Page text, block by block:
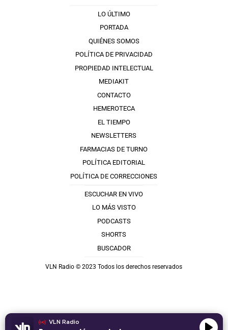
VLN Radio
LO ÚLTIMO
PORTADA
QUIÉNES SOMOS
POLÍTICA DE PRIVACIDAD
PROPIEDAD INTELECTUAL
MEDIAKIT
CONTACTO
HEMEROTECA
EL TIEMPO
NEWSLETTERS
FARMACIAS DE TURNO
POLÍTICA EDITORIAL
POLÍTICA DE CORRECCIONES
ESCUCHAR EN VIVO
LO MÁS VISTO
PODCASTS
SHORTS
BUSCADOR
VLN Radio © 2023 Todos los derechos reservados